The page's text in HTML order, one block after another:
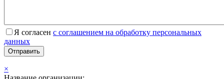
Я согласен с соглашением на обработку персональных
данных
×